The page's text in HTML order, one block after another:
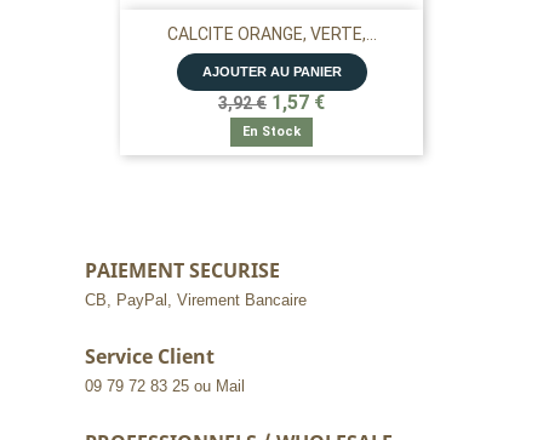
CALCITE ORANGE, VERTE,...
AJOUTER AU PANIER
3,92 € 1,57 €
En Stock
PAIEMENT SECURISE
CB, PayPal, Virement Bancaire
Service Client
09 79 72 83 25 ou Mail